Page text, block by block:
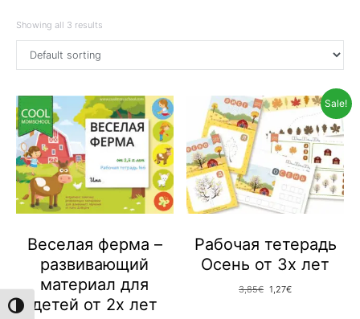
TOGGLE HIGH CONTRAST
Showing all 3 results
Веселая ферма –
развивающий
материал для
детей от 2х лет
Sale!
Рабочая тетерадь
Осень от 3х лет
3,85€ Original price was:
1,27€Current price is: